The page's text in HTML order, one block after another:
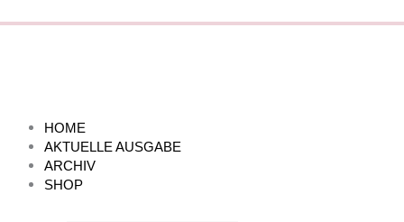
HOME
AKTUELLE AUSGABE
ARCHIV
SHOP